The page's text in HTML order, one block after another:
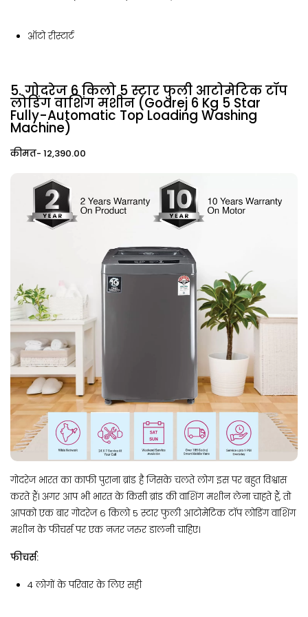
ऑटो रीस्टार्ट
5. गोदरेज 6 किलो 5 स्टार फुली आटोमेटिक टॉप
लोडिंग वाशिंग मशीन (Godrej 6 Kg 5 Star
Fully-Automatic Top Loading Washing
Machine)
कीमत- ₹12,390.00
गोदरेज भारत का काफी पुराना ब्रांड है जिसके चलते लोग इस पर बहुत विश्वास
करते हैं। अगर आप भी भारत के किसी ब्रांड की वाशिंग मशीन लेना चाहते हैं, तो
आपको एक बार गोदरेज 6 किलो 5 स्टार फुली आटोमेटिक टॉप लोडिंग वाशिंग
मशीन के फीचर्स पर एक नज़र जरुर डालनी चाहिए।
फीचर्स:
4 लोगों के परिवार के लिए सही